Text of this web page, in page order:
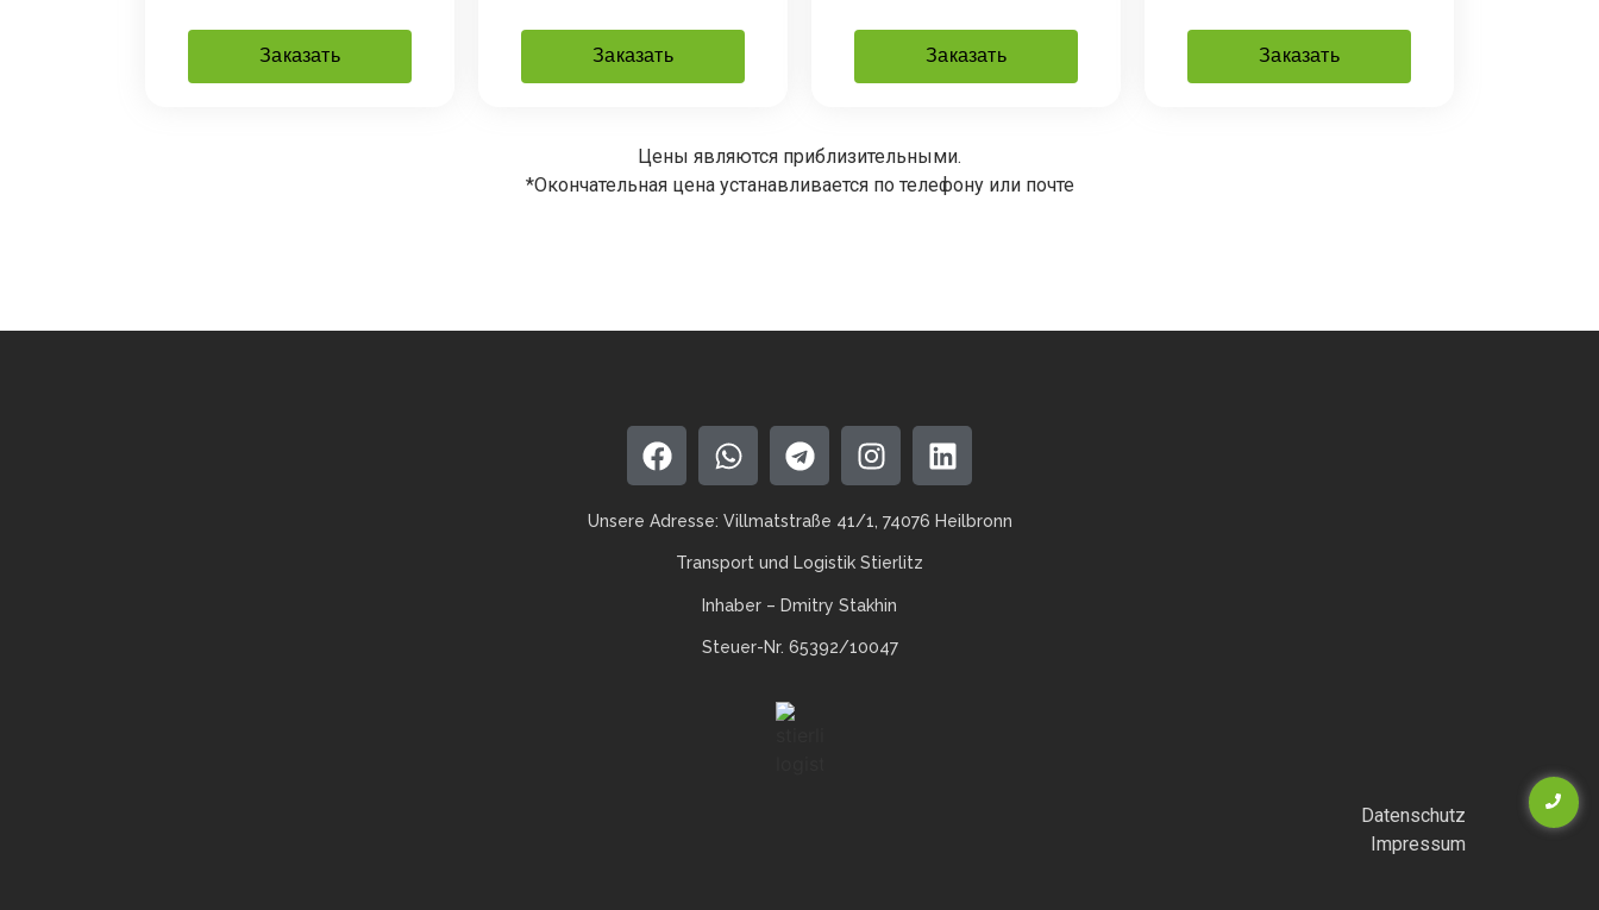
Заказать Заказать Заказать Заказать
Цены являются приблизительными.
*Окончательная цена устанавливается по телефону или почте
Unsere Adresse: Villmatstraße 41/1, 74076 Heilbronn
Transport und Logistik Stierlitz
Inhaber – Dmitry Stakhin
Steuer-Nr. 65392/10047
Datenschutz
Impressum